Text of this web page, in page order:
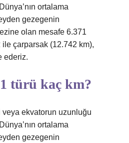
ortalama
gezegenin
olan mesafe 6.371
ile çarparsak (12.742 km),
ederiz.
türü kaç km?
veya ekvatorun uzunluğu
ortalama
gezegenin